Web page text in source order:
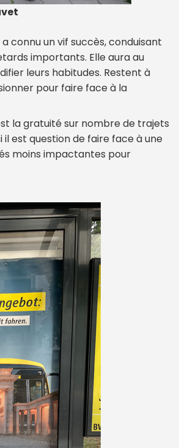
connu un vif succès, conduisant
importants. Elle aura au
leurs habitudes. Restent à
pour faire face à la
la gratuité sur nombre de trajets
est question de faire face à une
moins impactantes pour